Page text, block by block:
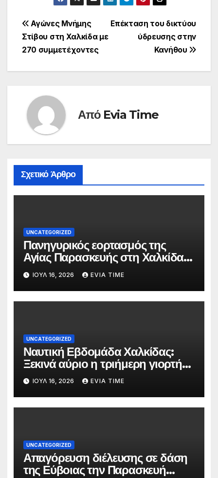
Πλοήγηση
άρθρων
Επέκταση του δικτύου
ύδρευσης στην
Κανήθου
Αγώνες Μνήμης
Στίβου στη Χαλκίδα με
270 συμμετέχοντες
Από Evia Time
Σχετικό Άρθρο
UNCATEGORIZED
Πανηγυρικός εορτασμός της
Αγίας Παρασκευής στη Χαλκίδα
τις 25 και 26 Ιουλίου
ΙΟΎΛ 16, 2026 EVIA TIME
UNCATEGORIZED
Ναυτική Εβδομάδα Χαλκίδας:
Ξεκινά αύριο η τριήμερη γιορτή
στο όνομα της Αγίας Παρασκευής
ΙΟΎΛ 16, 2026 EVIA TIME
UNCATEGORIZED
Απαγόρευση διέλευσης σε δάση
της Εύβοιας την Παρασκευή